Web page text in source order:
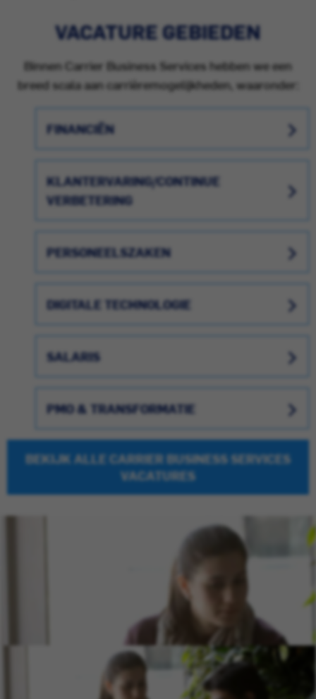
VACATURE GEBIEDEN
Binnen Carrier Business Services hebben we een
breed scala aan carrièremogelijkheden, waaronder:
FINANCIËN
KLANTERVARING/CONTINUE
VERBETERING
PERSONEELSZAKEN
DIGITALE TECHNOLOGIE
SALARIS
PMO & TRANSFORMATIE
BEKIJK ALLE CARRIER BUSINESS SERVICES
VACATURES